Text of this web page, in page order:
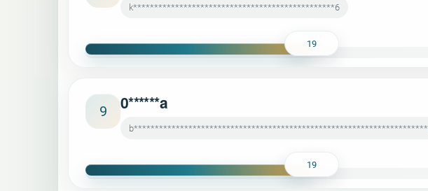
k************************************************6
19
9 0******a
19